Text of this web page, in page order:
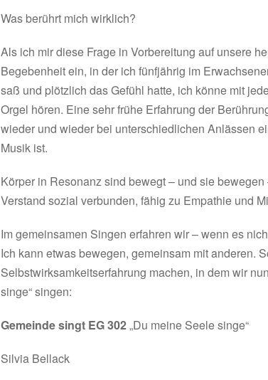
Was berührt mich wirklich?
Als ich mir diese Frage in Vorbereitung auf unsere
Begebenheit ein, in der ich fünfjährig im
saß und plötzlich das Gefühl hatte, ich könne mit
Orgel hören. Eine sehr frühe Erfahrung der
wieder und wieder bei unterschiedlichen Anlässen
Musik ist.
Körper in Resonanz sind bewegt – und sie
Verstand sozial verbunden, fähig zu Empathie und
Im gemeinsamen Singen erfahren wir – wenn es
Ich kann etwas bewegen, gemeinsam mit anderen.
Selbstwirksamkeitserfahrung machen, in dem wir
singe“ singen:
Gemeinde singt EG 302„Du meine Seele singe“
Silvia Bellack